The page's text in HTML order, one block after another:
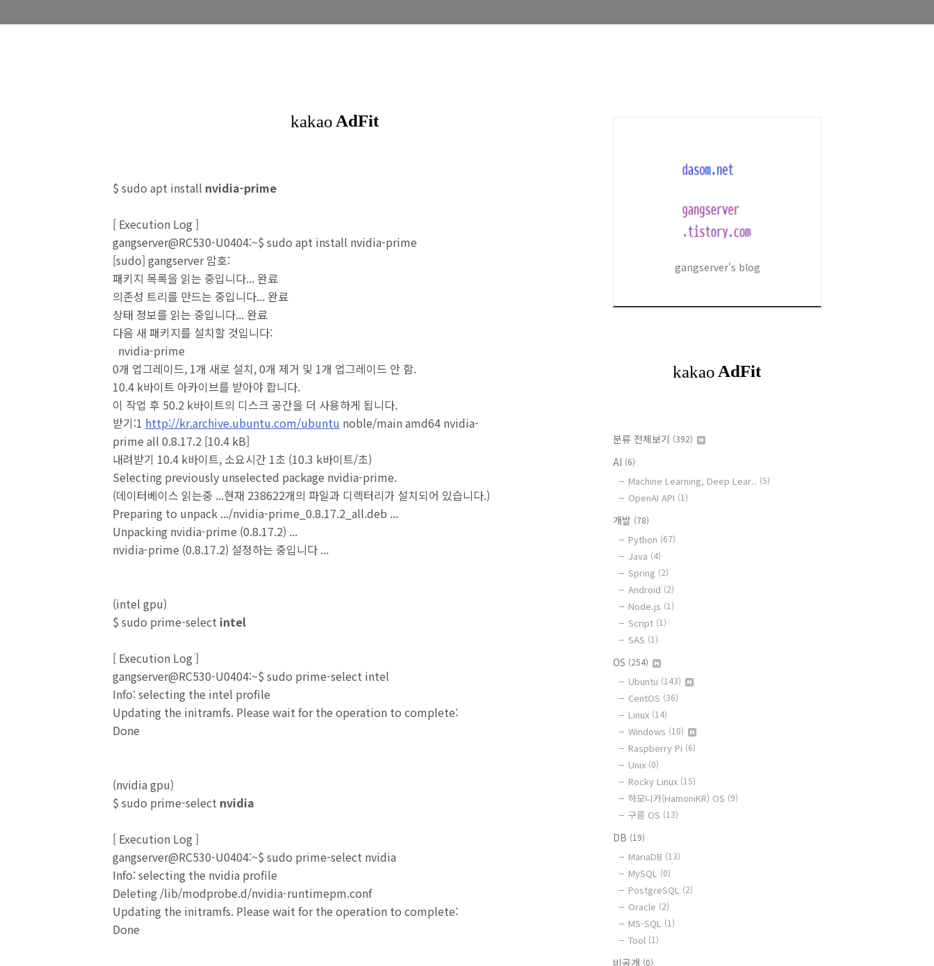
$ sudo apt install nvidia-prime
[ Execution Log]
gangserver@RC530-U0404:~$ sudo apt install nvidia-prime
[sudo] gangserver 암호:
패키지 목록을 읽는 중입니다... 완료
의존성 트리를 만드는 중입니다... 완료
상태 정보를 읽는 중입니다... 완료
다음 새 패키지를 설치할 것입니다:
nvidia-prime
0개 업그레이드, 1개 새로 설치, 0개 제거 및 1개 업그레이드 안 함.
10.4 k바이트 아카이브를 받아야 합니다.
이 작업 후 50.2 k바이트의 디스크 공간을 더 사용하게 됩니다.
받기:1 http://kr.archive.ubuntu.com/ubuntu noble/main amd64 nvidia-
prime all 0.8.17.2 [10.4 kB]
내려받기 10.4 k바이트, 소요시간 1초 (10.3 k바이트/초)
Selecting previously unselected package nvidia-prime.
(데이터베이스 읽는중 ...현재 238622개의 파일과 디렉터리가 설치되어 있습니다.)
Preparing to unpack .../nvidia-prime_0.8.17.2_all.deb ...
Unpacking nvidia-prime (0.8.17.2) ...
nvidia-prime (0.8.17.2) 설정하는 중입니다 ...
(intel gpu)
$ sudo prime-select intel
[ Execution Log]
gangserver@RC530-U0404:~$ sudo prime-select intel
Info: selecting the intel profile
Updating the initramfs. Please wait for the operation to complete:
Done
(nvidia gpu)
$ sudo prime-select nvidia
[ Execution Log]
gangserver@RC530-U0404:~$ sudo prime-select nvidia
Info: selecting the nvidia profile
Deleting /lib/modprobe.d/nvidia-runtimepm.conf
Updating the initramfs. Please wait for the operation to complete:
Done
gangserver's blog
분류 전체보기 (392)
AI (6)
Machine Learning, Deep Lear.. (5)
OpenAI API (1)
개발 (78)
Python (67)
Java (4)
Spring (2)
Android (2)
Node.js (1)
Script (1)
SAS (1)
OS (254)
Ubuntu (143)
CentOS (36)
Linux (14)
Windows (18)
Raspberry Pi (6)
Unix (0)
Rocky Linux (15)
하모니카(HamoniKR) OS (9)
구름 OS (13)
DB (19)
MariaDB (13)
MySQL (0)
PostgreSQL (2)
Oracle (2)
MS-SQL (1)
Tool (1)
비공개 (0)